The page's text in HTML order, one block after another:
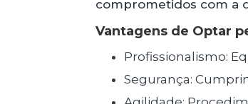
comprometidos com a
Vantagens de Optar
Profissionalismo:
Segurança: